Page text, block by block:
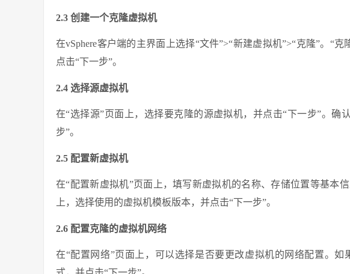
2.3 创建一个克隆虚拟机
在vSphere客户端的主界面上选择“文件”>“新建虚拟机”>“克隆”。“
点击“下一步”。
2.4 选择源虚拟机
在“选择源”页面上，选择要克隆的源虚拟机，并点击“下一步”。确
步”。
2.5 配置新虚拟机
在“配置新虚拟机”页面上，填写新虚拟机的名称、存储位置等基本
上，选择使用的虚拟机模板版本，并点击“下一步”。
2.6 配置克隆的虚拟机网络
在“配置网络”页面上，可以选择是否要更改虚拟机的网络配置。